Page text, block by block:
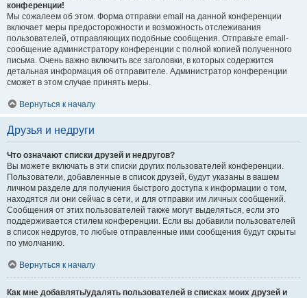
конференции!
Мы сожалеем об этом. Форма отправки email на данной конференции
включает меры предосторожности и возможность отслеживания
пользователей, отправляющих подобные сообщения. Отправьте email-
сообщение администратору конференции с полной копией полученного
письма. Очень важно включить все заголовки, в которых содержится
детальная информация об отправителе. Администратор конференции
сможет в этом случае принять меры.
Вернуться к началу
Друзья и недруги
Что означают списки друзей и недругов?
Вы можете включать в эти списки других пользователей конференции.
Пользователи, добавленные в список друзей, будут указаны в вашем
личном разделе для получения быстрого доступа к информации о том,
находятся ли они сейчас в сети, и для отправки им личных сообщений.
Сообщения от этих пользователей также могут выделяться, если это
поддерживается стилем конференции. Если вы добавили пользователей
в список недругов, то любые отправленные ими сообщения будут скрыты
по умолчанию.
Вернуться к началу
Как мне добавлять/удалять пользователей в списках моих друзей и